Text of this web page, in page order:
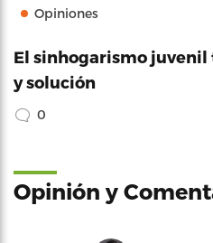
Opiniones
El sinhogarismo
y solución
0
Opinión y